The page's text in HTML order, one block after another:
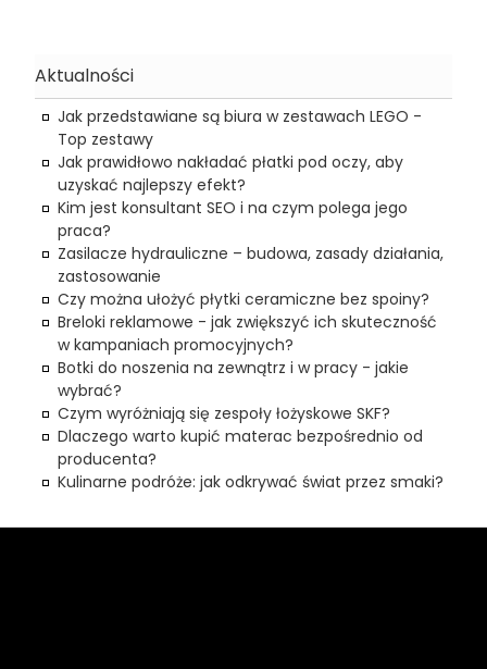
Aktualności
Jak przedstawiane są biura w zestawach LEGO -
Top zestawy
Jak prawidłowo nakładać płatki pod oczy, aby
uzyskać najlepszy efekt?
Kim jest konsultant SEO i na czym polega jego
praca?
Zasilacze hydrauliczne – budowa, zasady działania,
zastosowanie
Czy można ułożyć płytki ceramiczne bez spoiny?
Breloki reklamowe - jak zwiększyć ich skuteczność
w kampaniach promocyjnych?
Botki do noszenia na zewnątrz i w pracy - jakie
wybrać?
Czym wyróżniają się zespoły łożyskowe SKF?
Dlaczego warto kupić materac bezpośrednio od
producenta?
Kulinarne podróże: jak odkrywać świat przez smaki?